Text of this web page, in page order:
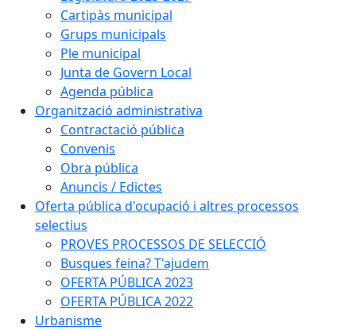
Cartipàs municipal
Grups municipals
Ple municipal
Junta de Govern Local
Agenda pública
Organització administrativa
Contractació pública
Convenis
Obra pública
Anuncis / Edictes
Oferta pública d'ocupació i altres processos
selectius
PROVES PROCESSOS DE SELECCIÓ
Busques feina? T'ajudem
OFERTA PÚBLICA 2023
OFERTA PÚBLICA 2022
Urbanisme